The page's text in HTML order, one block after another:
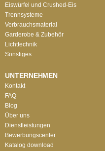
Eiswürfel und Crushed-Eis
Trennsysteme
Verbrauchsmaterial
Garderobe & Zubehör
Lichttechnik
Sonstiges
UNTERNEHMEN
Kontakt
FAQ
Blog
Über uns
Dienstleistungen
Bewerbungscenter
Katalog download